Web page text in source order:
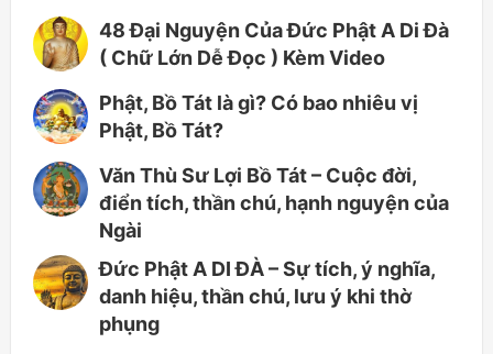
48 Đại Nguyện Của Đức Phật A Di Đà
( Chữ Lớn Dễ Đọc ) Kèm Video
Phật, Bồ Tát là gì? Có bao nhiêu vị
Phật, Bồ Tát?
Văn Thù Sư Lợi Bồ Tát – Cuộc đời,
điển tích, thần chú, hạnh nguyện của
Ngài
Đức Phật A DI ĐÀ – Sự tích, ý nghĩa,
danh hiệu, thần chú, lưu ý khi thờ
phụng